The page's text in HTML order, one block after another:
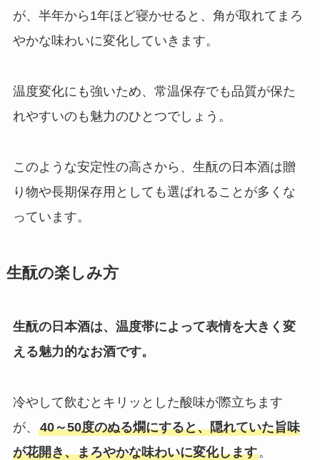
が、半年から1年ほど寝かせると、角が取れてまろ
やかな味わいに変化していきます。
温度変化にも強いため、常温保存でも品質が保た
れやすいのも魅力のひとつでしょう。
このような安定性の高さから、生酛の日本酒は贈
り物や長期保存用としても選ばれることが多くな
っています。
生酛の楽しみ方
生酛の日本酒は、温度帯によって表情を大きく変
える魅力的なお酒です。
冷やして飲むとキリッとした酸味が際立ちます
が、 40～50度のぬる燗にすると、隠れていた旨味
が花開き、まろやかな味わいに変化します。